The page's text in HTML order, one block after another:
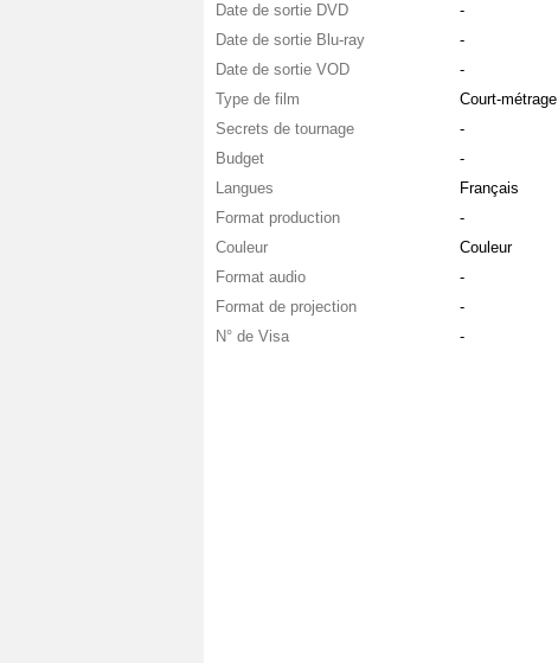
Date de sortie DVD
-
Date de sortie Blu-ray
-
Date de sortie VOD
-
Type de film
Court-métrage
Secrets de tournage
-
Budget
-
Langues
Français
Format production
-
Couleur
Couleur
Format audio
-
Format de projection
-
N° de Visa
-